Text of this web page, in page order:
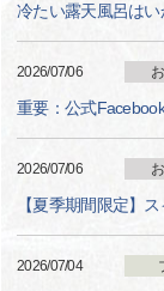
冷たい露天風呂は
2026/07/06
重要：公式
2026/07/06
【夏季期間限定】
2026/07/04